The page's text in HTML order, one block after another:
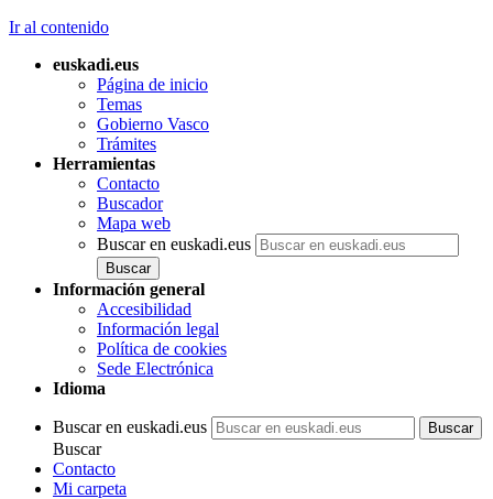
Ir al contenido
euskadi.eus
Página de inicio
Temas
Gobierno Vasco
Trámites
Herramientas
Contacto
Buscador
Mapa web
Buscar en euskadi.eus
Información general
Accesibilidad
Información legal
Política de cookies
Sede Electrónica
Idioma
Buscar en euskadi.eus
Buscar
Contacto
Mi carpeta